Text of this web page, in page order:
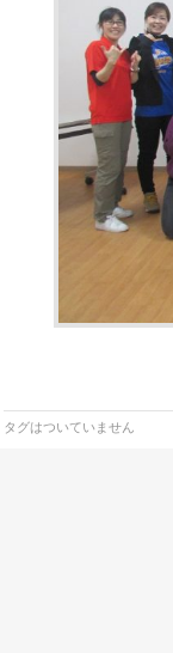
タグはついていません